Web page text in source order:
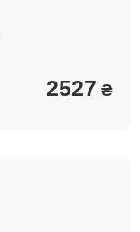
2527 ₴